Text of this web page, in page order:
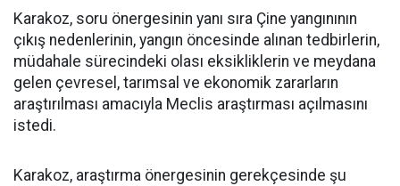
Karakoz, soru önergesinin yanı sıra Çine yangınının
çıkış nedenlerinin, yangın öncesinde alınan tedbirlerin,
müdahale sürecindeki olası eksikliklerin ve meydana
gelen çevresel, tarımsal ve ekonomik zararların
araştırılması amacıyla Meclis araştırması açılmasını
istedi.
Karakoz, araştırma önergesinin gerekçesinde şu